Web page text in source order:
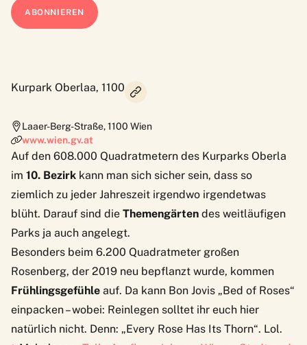
Kurpark Oberlaa, 1100
Laaer-Berg-Straße,1100 Wien
www.wien.gv.at
Auf den 608.000 Quadratmetern des Kurparks Oberla
im 10. Bezirk kann man sich sicher sein, dass so
ziemlich zu jeder Jahreszeit irgendwo irgendetwas
blüht. Darauf sind die Themengärten des weitläufigen
Parks ja auch angelegt.
Besonders beim 6.200 Quadratmeter großen
Rosenberg, der 2019 neu bepflanzt wurde, kommen
Frühlingsgefühle auf. Da kann Bon Jovis „Bed of Roses“
einpacken – wobei: Reinlegen solltet ihr euch hier
natürlich nicht. Denn: „Every Rose Has Its Thorn“. Lol.